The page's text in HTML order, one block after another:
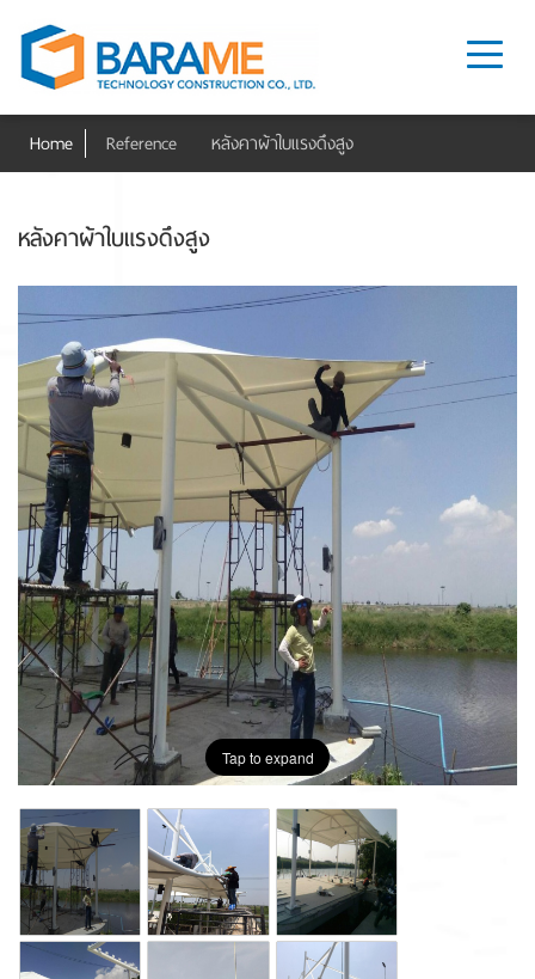
Home Reference หลังคาผ้าใบแรงดึงสูง
หลังคาผ้าใบแรงดึงสูง
Tap to expand